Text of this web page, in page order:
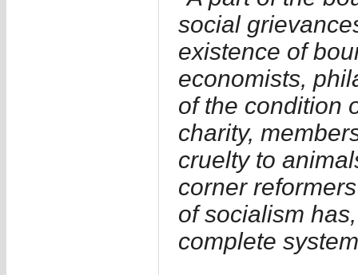
social
existence of
economists,
of the condition
charity,
cruelty to
corner
of socialism
complete